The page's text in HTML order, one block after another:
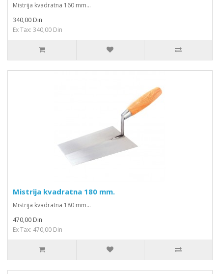
Mistrija kvadratna 160 mm...
340,00 Din
Ex Tax: 340,00 Din
Mistrija kvadratna 180 mm.
Mistrija kvadratna 180 mm...
470,00 Din
Ex Tax: 470,00 Din